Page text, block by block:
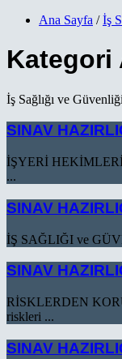
Ana Sayfa /İş
Kategori
İş Sağlığı ve
SINAV
İŞYERİ HEKİMLERİ
...
SINAV
İŞ SAĞLIĞI ve
SINAV
RİSKLERDEN
riskleri ...
SINAV